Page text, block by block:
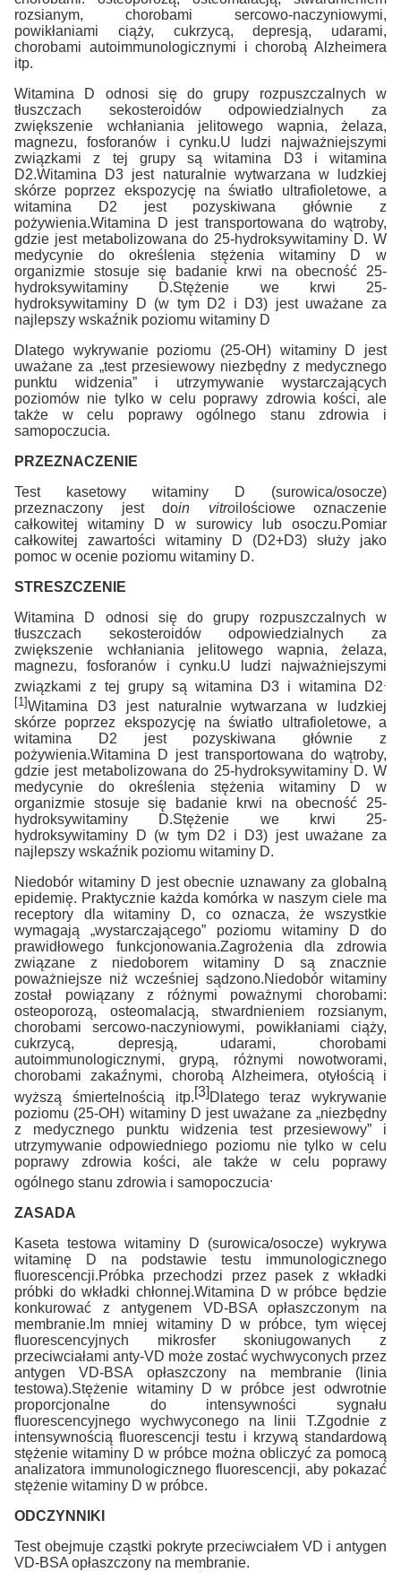
rozsianym, chorobami sercowo-naczyniowymi,
powikłaniami ciąży, cukrzycą, depresją, udarami,
chorobami autoimmunologicznymi i chorobą Alzheimera
itp.
Witamina D odnosi się do grupy rozpuszczalnych w
tłuszczach sekosteroidów odpowiedzialnych za
zwiększenie wchłaniania jelitowego wapnia, żelaza,
magnezu, fosforanów i cynku.U ludzi najważniejszymi
związkami z tej grupy są witamina D3 i witamina
D2.Witamina D3 jest naturalnie wytwarzana w ludzkiej
skórze poprzez ekspozycję na światło ultrafioletowe, a
witamina D2 jest pozyskiwana głównie z
pożywienia.Witamina D jest transportowana do wątroby,
gdzie jest metabolizowana do 25-hydroksywitaminy D. W
medycynie do określenia stężenia witaminy D w
organizmie stosuje się badanie krwi na obecność 25-
hydroksywitaminy D.Stężenie we krwi 25-
hydroksywitaminy D (w tym D2 i D3) jest uważane za
najlepszy wskaźnik poziomu witaminy D
Dlatego wykrywanie poziomu (25-OH) witaminy D jest
uważane za „test przesiewowy niezbędny z medycznego
punktu widzenia” i utrzymywanie wystarczających
poziomów nie tylko w celu poprawy zdrowia kości, ale
także w celu poprawy ogólnego stanu zdrowia i
samopoczucia.
PRZEZNACZENIE
Test kasetowy witaminy D (surowica/osocze)
przeznaczony jest doin vitroilościowe oznaczenie
całkowitej witaminy D w surowicy lub osoczu.Pomiar
całkowitej zawartości witaminy D (D2+D3) służy jako
pomoc w ocenie poziomu witaminy D.
STRESZCZENIE
Witamina D odnosi się do grupy rozpuszczalnych w
tłuszczach sekosteroidów odpowiedzialnych za
zwiększenie wchłaniania jelitowego wapnia, żelaza,
magnezu, fosforanów i cynku.U ludzi najważniejszymi
związkami z tej grupy są witamina D3 i witamina D2
[1]Witamina D3 jest naturalnie wytwarzana w ludzkiej
skórze poprzez ekspozycję na światło ultrafioletowe, a
witamina D2 jest pozyskiwana głównie z
pożywienia.Witamina D jest transportowana do wątroby,
gdzie jest metabolizowana do 25-hydroksywitaminy D. W
medycynie do określenia stężenia witaminy D w
organizmie stosuje się badanie krwi na obecność 25-
hydroksywitaminy D.Stężenie we krwi 25-
hydroksywitaminy D (w tym D2 i D3) jest uważane za
najlepszy wskaźnik poziomu witaminy D.
Niedobór witaminy D jest obecnie uznawany za globalną
epidemię. Praktycznie każda komórka w naszym ciele ma
receptory dla witaminy D, co oznacza, że ​​wszystkie
wymagają „wystarczającego” poziomu witaminy D do
prawidłowego funkcjonowania.Zagrożenia dla zdrowia
związane z niedoborem witaminy D są znacznie
poważniejsze niż wcześniej sądzono.Niedobór witaminy
został powiązany z różnymi poważnymi chorobami:
osteoporozą, osteomalacją, stwardnieniem rozsianym,
chorobami sercowo-naczyniowymi, powikłaniami ciąży,
cukrzycą, depresją, udarami, chorobami
autoimmunologicznymi, grypą, różnymi nowotworami,
chorobami zakaźnymi, chorobą Alzheimera, otyłością i
wyższą śmiertelnością itp.[3]Dlatego teraz wykrywanie
poziomu (25-OH) witaminy D jest uważane za „niezbędny
z medycznego punktu widzenia test przesiewowy” i
utrzymywanie odpowiedniego poziomu nie tylko w celu
poprawy zdrowia kości, ale także w celu poprawy
ogólnego stanu zdrowia i samopoczucia.
ZASADA
Kaseta testowa witaminy D (surowica/osocze) wykrywa
witaminę D na podstawie testu immunologicznego
fluorescencji.Próbka przechodzi przez pasek z wkładki
próbki do wkładki chłonnej.Witamina D w próbce będzie
konkurować z antygenem VD-BSA opłaszczonym na
membranie.Im mniej witaminy D w próbce, tym więcej
fluorescencyjnych mikrosfer skoniugowanych z
przeciwciałami anty-VD może zostać wychwyconych przez
antygen VD-BSA opłaszczony na membranie (linia
testowa).Stężenie witaminy D w próbce jest odwrotnie
proporcjonalne do intensywności sygnału
fluorescencyjnego wychwyconego na linii T.Zgodnie z
intensywnością fluorescencji testu i krzywą standardową
stężenie witaminy D w próbce można obliczyć za pomocą
analizatora immunologicznego fluorescencji, aby pokazać
stężenie witaminy D w próbce.
ODCZYNNIKI
Test obejmuje cząstki pokryte przeciwciałem VD i antygen
VD-BSA opłaszczony na membranie.